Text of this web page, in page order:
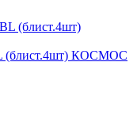
(блист.4шт) КОСМОС